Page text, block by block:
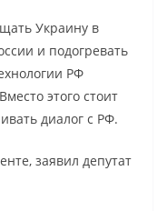
Украину в
и подогревать
РФ
этого стоит
диалог с РФ.
заявил депутат